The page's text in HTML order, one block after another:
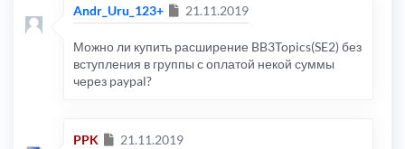
Andr_Uru_123+ Сообщение
21.11.2019
Можно ли купить расширение BB3Topics(SE2) без
вступления в группы с оплатой некой суммы
через paypal?
PPK Сообщение
21.11.2019